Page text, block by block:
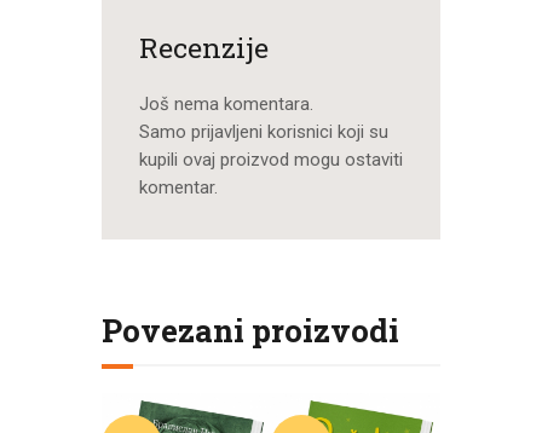
Recenzije
Još nema komentara.
Samo prijavljeni korisnici koji su
kupili ovaj proizvod mogu ostaviti
komentar.
Povezani proizvodi